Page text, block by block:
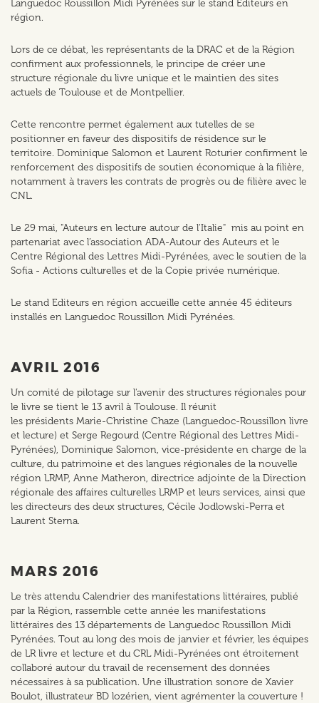
Languedoc Roussillon Midi Pyrénées sur le stand Editeurs en
région.
Lors de ce débat, les représentants de la DRAC et de la Région
confirment aux professionnels, le principe de créer une
structure régionale du livre unique et le maintien des sites
actuels de Toulouse et de Montpellier.
Cette rencontre permet également aux tutelles de se
positionner en faveur des dispositifs de résidence sur le
territoire. Dominique Salomon et Laurent Roturier confirment le
renforcement des dispositifs de soutien économique à la filière,
notamment à travers les contrats de progrès ou de filière avec le
CNL.
Le 29 mai, "Auteurs en lecture autour de l'Italie" mis au point en
partenariat avec l’association ADA-Autour des Auteurs et le
Centre Régional des Lettres Midi-Pyrénées, avec le soutien de la
Sofia - Actions culturelles et de la Copie privée numérique.
Le stand Editeurs en région accueille cette année 45 éditeurs
installés en Languedoc Roussillon Midi Pyrénées.
AVRIL 2016
Un comité de pilotage sur l'avenir des structures régionales pour
le livre se tient le 13 avril à Toulouse. Il réunit
les présidents Marie-Christine Chaze (Languedoc-Roussillon livre
et lecture) et Serge Regourd (Centre Régional des Lettres Midi-
Pyrénées), Dominique Salomon, vice-présidente en charge de la
culture, du patrimoine et des langues régionales de la nouvelle
région LRMP, Anne Matheron, directrice adjointe de la Direction
régionale des affaires culturelles LRMP et leurs services, ainsi que
les directeurs des deux structures, Cécile Jodlowski-Perra et
Laurent Sterna.
MARS 2016
Le très attendu Calendrier des manifestations littéraires, publié
par la Région, rassemble cette année les manifestations
littéraires des 13 départements de Languedoc Roussillon Midi
Pyrénées. Tout au long des mois de janvier et février, les équipes
de LR livre et lecture et du CRL Midi-Pyrénées ont étroitement
collaboré autour du travail de recensement des données
nécessaires à sa publication. Une illustration sonore de Xavier
Boulot, illustrateur BD lozérien, vient agrémenter la couverture !